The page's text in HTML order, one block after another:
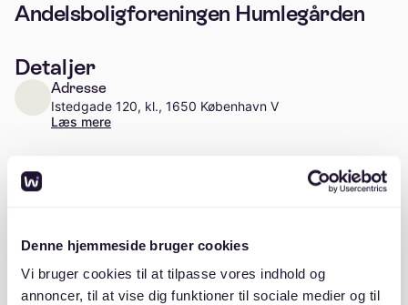
Denne hjemmeside bruger cookies
Vi bruger cookies til at tilpasse vores indhold og
annoncer, til at vise dig funktioner til sociale medier og til
Andelsboligforeningen Humlegården
Detaljer
Adresse
Istedgade 120, kl., 1650 København V
Læs mere
1997